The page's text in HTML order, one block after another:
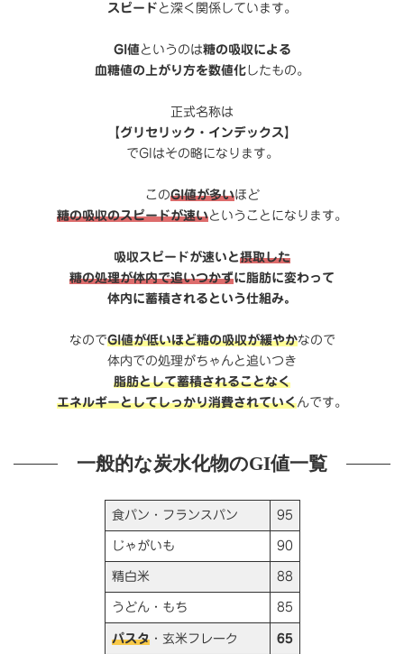
スピード と深く関係しています。
GI値というのは糖の吸収による
血糖値の上がり方を数値化したもの。
正式名称は
【グリセリック・インデックス】
でGIはその略になります。
このGI値が多いほど
糖の吸収のスピードが速いということになります。
吸収スピードが速いと摂取した
糖の処理が体内で追いつかずに脂肪に変わって
体内に蓄積されるという仕組み。
なのでGI値が低いほど糖の吸収が緩やかなので
体内での処理がちゃんと追いつき
脂肪として蓄積されることなく
エネルギーとしてしっかり消費されていくんです。
一般的な炭水化物のGI値一覧
食パン・フランスパン 95
じゃがいも 90
精白米 88
うどん・もち 85
パスタ・玄米フレーク 65